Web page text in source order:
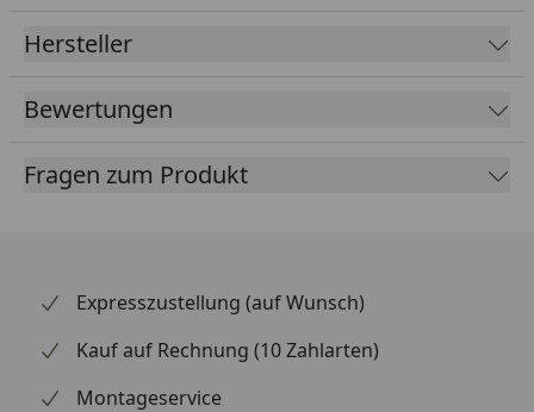
Eiweißabschäumer, der den Großteil der von
Aquarienbewohnern prozuzierten Abfälle entfern
REEF-SPEC Umwälzung der entscheidend ist, um
Korallen und andere sessile Wirbellose mit den für
das Wachstum notwendigen Nährstoffen und
Hersteller
Bewertungen
Fragen zum Produkt
Expresszustellung (auf Wunsch)
Kauf auf Rechnung (10 Zahlarten)
Montageservice